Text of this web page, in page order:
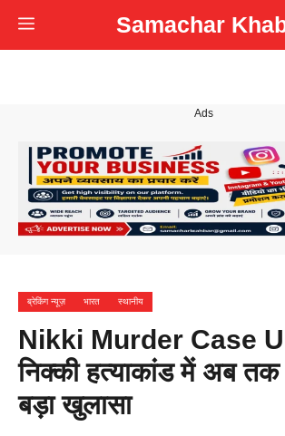
Skip
to
Samachar
Menu
Ads
ब्रेकिंग न्यूज़ भारत स्थानीय
Nikki Murder Case
निक्की हत्याकांड में अब
बड़ा खुलासा